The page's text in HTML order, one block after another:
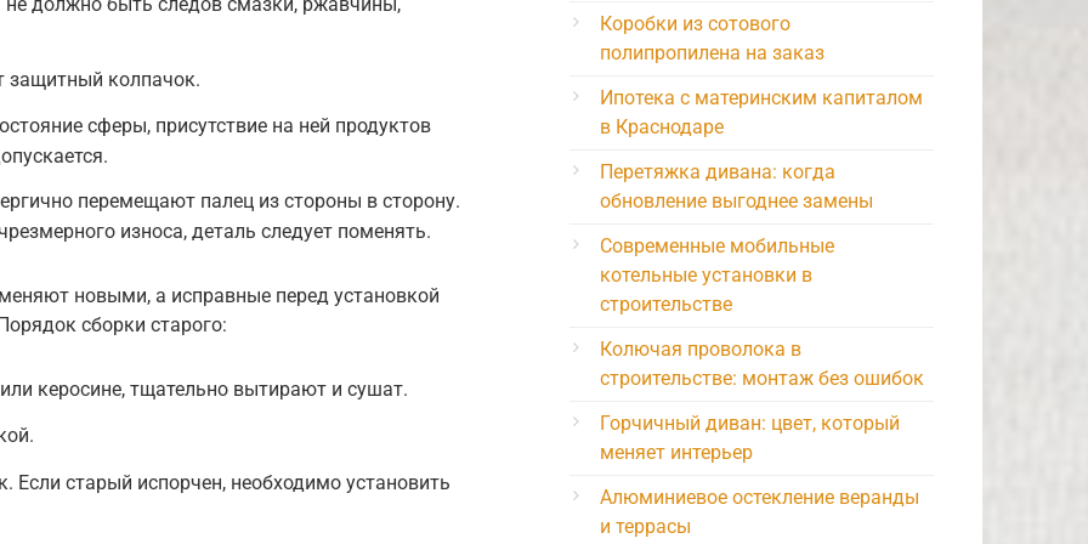
колпачок.
сферы, присутствие на ней продуктов
перемещают палец из стороны в сторону.
износа, деталь следует поменять.
новыми, а исправные перед установкой
сборки старого:
керосине, тщательно вытирают и сушат.
Если старый испорчен, необходимо установить
Коробки из сотового
полипропилена на заказ
Ипотека с материнским капиталом
в Краснодаре
Перетяжка дивана: когда
обновление выгоднее замены
Современные мобильные
котельные установки в
строительстве
Колючая проволока в
строительстве: монтаж без ошибок
Горчичный диван: цвет, который
меняет интерьер
Алюминиевое остекление веранды
и террасы